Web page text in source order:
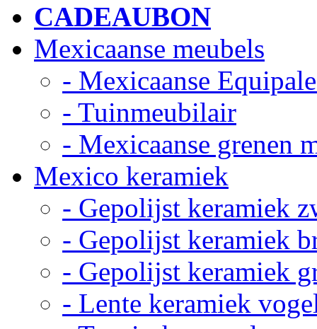
CADEAUBON
Mexicaanse meubels
- Mexicaanse
- Tuinmeubilair
- Mexicaanse grenen
Mexico keramiek
- Gepolijst keramiek
- Gepolijst keramiek
- Gepolijst keramiek
- Lente keramiek